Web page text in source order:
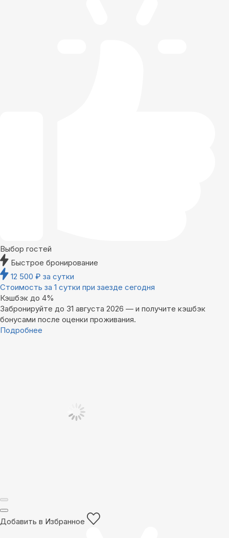
Выбор гостей
Быстрое бронирование
12 500 ₽ за сутки
Стоимость за 1 сутки при заезде сегодня
Кэшбэк до 4%
Забронируйте до 31 августа 2026 — и получите кэшбэк
бонусами после оценки проживания.
Подробнее
Добавить в Избранное